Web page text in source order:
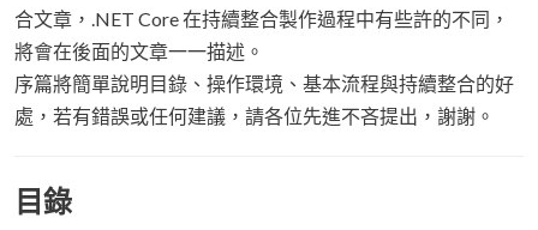
合文章，.NET Core 在持續整合製作過程中有些許的不同，
將會在後面的文章一一描述。
序篇將簡單說明目錄、操作環境、基本流程與持續整合的好
處，若有錯誤或任何建議，請各位先進不吝提出，謝謝。
目錄